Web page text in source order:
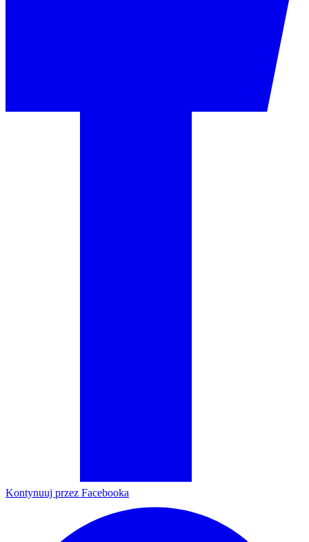
Kontynuuj przez Facebooka